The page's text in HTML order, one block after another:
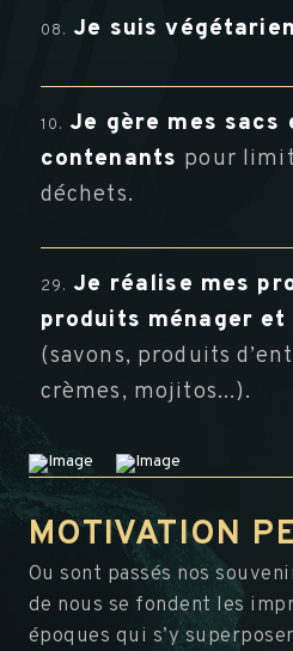
08. Je suis
10. Je gère mes sacs
contenants pour
déchets.
29. Je réalise mes
produits ménager et
(savons, produits
crèmes, mojitos...).
MOTIVATION
Ou sont passés nos
de nous se fondent les
époques qui s’y